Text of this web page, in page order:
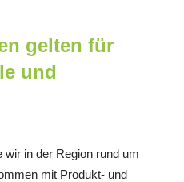
gelten für
und
wir in der Region rund um
mit Produkt- und